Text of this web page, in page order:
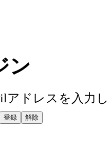
ン
アドレスを入力